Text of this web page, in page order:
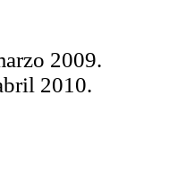
2009.
2010.